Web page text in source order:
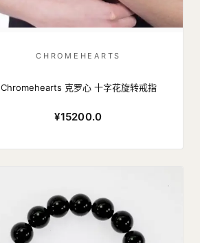
CHROMEHEARTS
Chromehearts 克罗心 十字花旋转戒指
¥15200.0